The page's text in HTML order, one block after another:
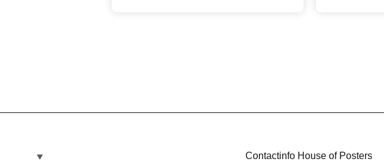
Contactinfo House of Posters